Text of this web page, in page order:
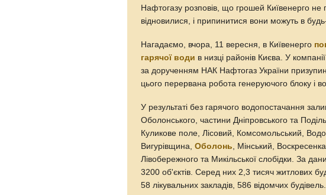
Нафтогазу розповів, що грошей Київенерго не
відновилися, і припинитися вони можуть в
Нагадаємо, вчора, 11 вересня, в Київенерго
гарячої води в низці районів Києва. У
за дорученням НАК Нафтогаз України
цього перервана робота генеруючого блоку і
У результаті без гарячого водопостачання
Оболонського, частини Дніпровського та
Куликове поле, Лісовий, Комсомольський,
Вигурівщина,Оболонь , Мінський,
Лівобережного та Микільської слобідки. За
3200 об'єктів. Серед них 2,3 тисяч житлових
58 лікувальних закладів, 586 відомчих будівель.